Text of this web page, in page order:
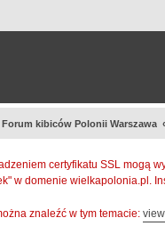
Forum kibiców Polonii Warszawa
certyfikatu SSL mogą
w domenie wielkapolonia.pl.
znaleźć w tym temacie: